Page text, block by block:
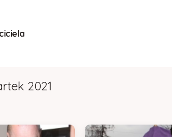
2021